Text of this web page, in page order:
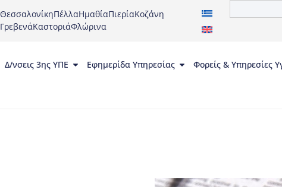
ΘεσσαλονίκηΠέλλαΗμαθίαΠιερίαΚοζάνη
ΓρεβενάΚαστοριάΦλώρινα
Δ/νσεις 3ης ΥΠΕ Εφημερίδα Υπηρεσίας Φορείς & Υπηρεσίες